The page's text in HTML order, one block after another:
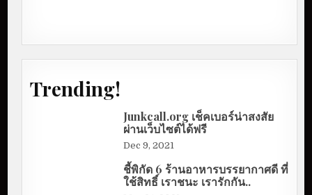
Trending!
Junkcall.org เช็คเบอร์น่าสงสัย
ผ่านเว็บไซต์ได้ฟรี
Dec 9, 2021
ชี้พิกัด 6 ร้านอาหารบรรยากาศดี ที่
ใช้สิทธิ์ เราชนะ เรารักกัน..